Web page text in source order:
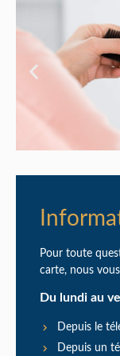
Pour toute
carte, nous
Du lundi au
Depuis le
Depuis un